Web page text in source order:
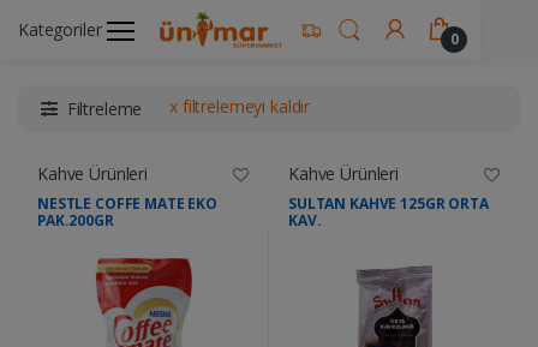
Kategoriler 0
Ünimar Anasayfa İçecekler Kahve Ürünleri
Filtreleme x filtrelemeyi kaldır
Kahve Ürünleri
NESTLE COFFE MATE EKO
PAK.200GR
Kahve Ürünleri
SULTAN KAHVE 125GR ORTA
KAV.